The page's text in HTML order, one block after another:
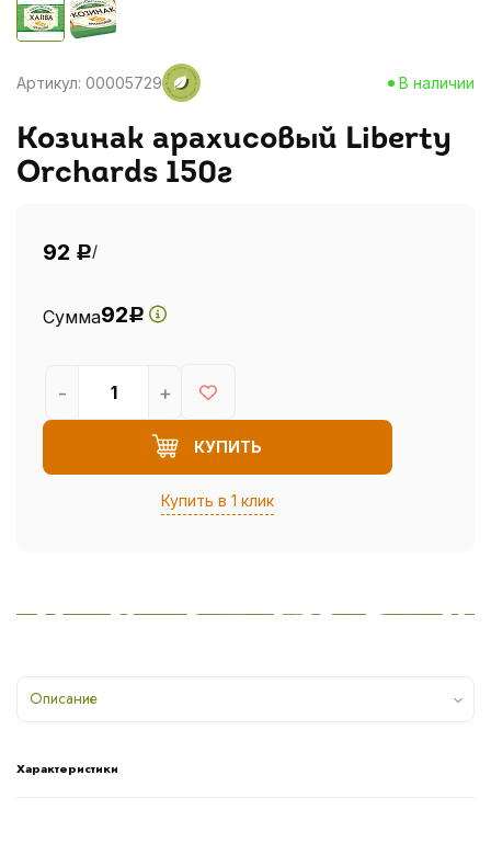
Артикул: 00005729 В наличии
Козинак арахисовый Liberty
Orchards 150г
92 Р/
Сумма92Р
КУПИТЬ
Купить в 1 клик
- +
Описание
Характеристики